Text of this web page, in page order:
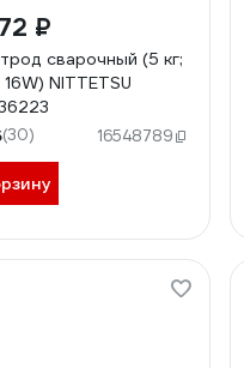
₽
сварочный (5 кг;
NITTETSU
(30) 16548789